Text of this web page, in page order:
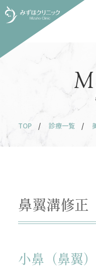
TOP / 診療一覧 /
鼻翼溝修正
小鼻（鼻翼